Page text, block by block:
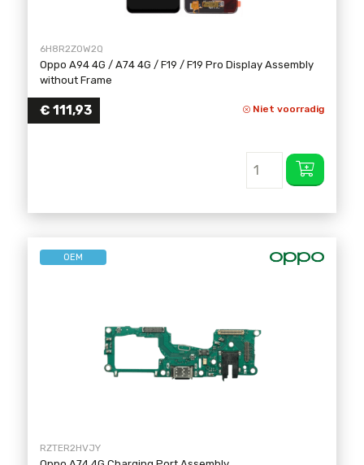
6H8R2ZOW2Q
Oppo A94 4G / A74 4G / F19 / F19 Pro Display Assembly
without Frame
€ 111,93 Niet voorradig
OEM
RZTER2HVJY